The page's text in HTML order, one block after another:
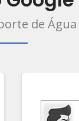
de Água